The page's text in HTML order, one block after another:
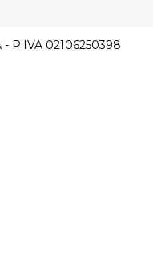
P.IVA 02106250398